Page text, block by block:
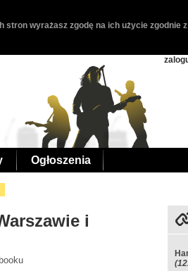
wyrażasz zgodę na ich użycie zgodnie
Ogłoszenia
i